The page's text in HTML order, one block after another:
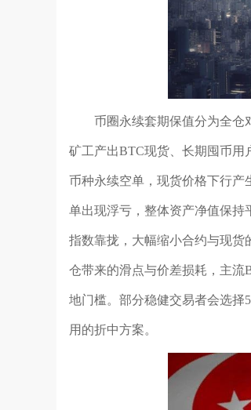
币圈永续套期保值分为全仓
矿工产出BTC现货、长期囤币用
币种永续空单，现货价格下行产
单出现浮亏，整体资产净值保持
指数靠拢，大幅缩小合约与现货
仓带来的滑点与价差损耗，主流
地门槛。部分稳健交易者会选择
用的折中方案。